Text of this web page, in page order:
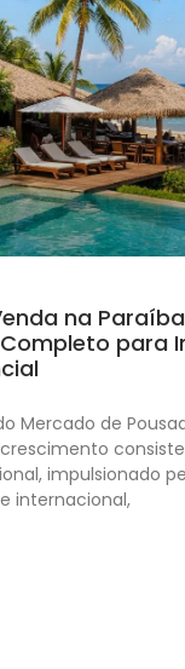
na
para
Mercado de
impulsionado
internacional,